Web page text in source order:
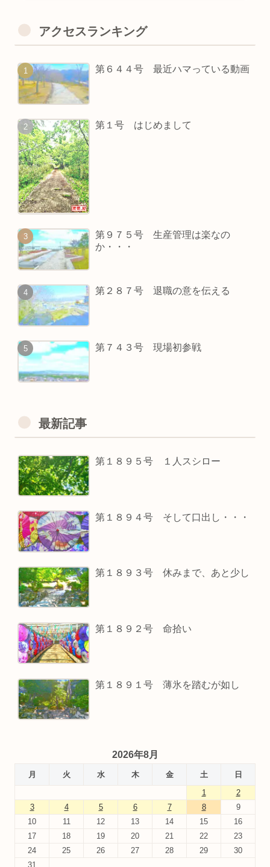
アクセスランキング
第６４４号 最近ハマっている動画
第１号 はじめまして
第９７５号 生産管理は楽なの
か・・・
第２８７号 退職の意を伝える
第７４３号 現場初参戦
最新記事
第１８９５号 １人スシロー
第１８９４号 そして口出し・・・
第１８９３号 休みまで、あと少し
第１８９２号 命拾い
第１８９１号 薄氷を踏むが如し
2026年8月
月 火 水 木 金 土
日
1
2
3
4 5 6 7 8
9
10
11 12 13 14 15
16
17
18 19 20 21 22
23
24
25 26 27 28 29
30
31